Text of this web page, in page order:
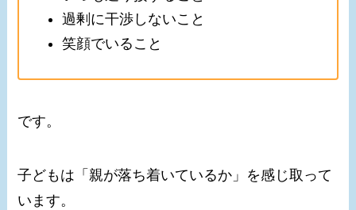
過剰に干渉しないこと
笑顔でいること
です。
子どもは「親が落ち着いているか」を感じ取って
います。